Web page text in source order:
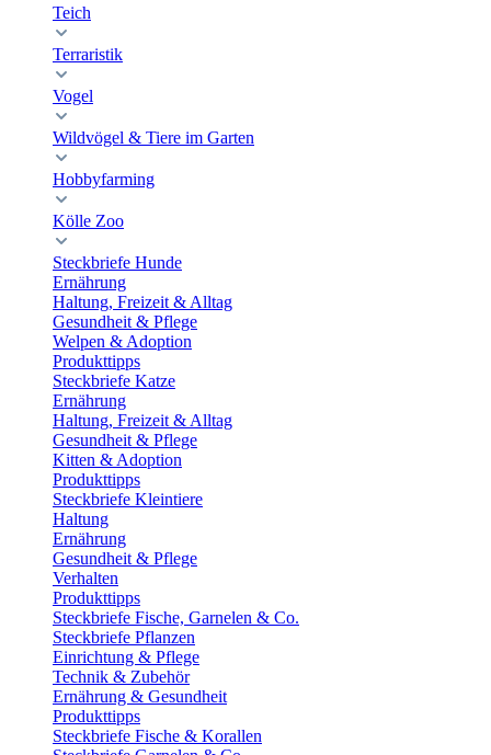
Teich
Terraristik
Vogel
Wildvögel & Tiere im Garten
Hobbyfarming
Kölle Zoo
Steckbriefe Hunde
Ernährung
Haltung, Freizeit & Alltag
Gesundheit & Pflege
Welpen & Adoption
Produkttipps
Steckbriefe Katze
Ernährung
Haltung, Freizeit & Alltag
Gesundheit & Pflege
Kitten & Adoption
Produkttipps
Steckbriefe Kleintiere
Haltung
Ernährung
Gesundheit & Pflege
Verhalten
Produkttipps
Steckbriefe Fische, Garnelen & Co.
Steckbriefe Pflanzen
Einrichtung & Pflege
Technik & Zubehör
Ernährung & Gesundheit
Produkttipps
Steckbriefe Fische & Korallen